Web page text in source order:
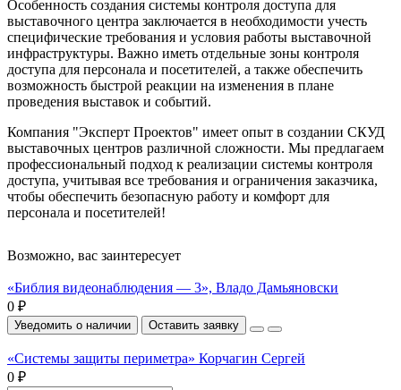
Особенность создания системы контроля доступа для
выставочного центра заключается в необходимости учесть
специфические требования и условия работы выставочной
инфраструктуры. Важно иметь отдельные зоны контроля
доступа для персонала и посетителей, а также обеспечить
возможность быстрой реакции на изменения в плане
проведения выставок и событий.
Компания "Эксперт Проектов" имеет опыт в создании СКУД
выставочных центров различной сложности. Мы предлагаем
профессиональный подход к реализации системы контроля
доступа, учитывая все требования и ограничения заказчика,
чтобы обеспечить безопасную работу и комфорт для
персонала и посетителей!
Возможно, вас заинтересует
«Библия видеонаблюдения — 3», Владо Дамьяновски
0 ₽
Уведомить о наличии Оставить заявку
«Системы защиты периметра» Корчагин Сергей
0 ₽